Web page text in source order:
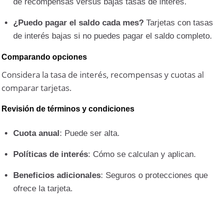
¿Puedo pagar el saldo cada mes? Tarjetas con tasas
de interés bajas si no puedes pagar el saldo completo.
Comparando opciones
Considera la tasa de interés, recompensas y cuotas al
comparar tarjetas.
Revisión de términos y condiciones
Cuota anual : Puede ser alta.
Políticas de interés: Cómo se calculan y aplican.
Beneficios adicionales: Seguros o protecciones que
ofrece la tarjeta.